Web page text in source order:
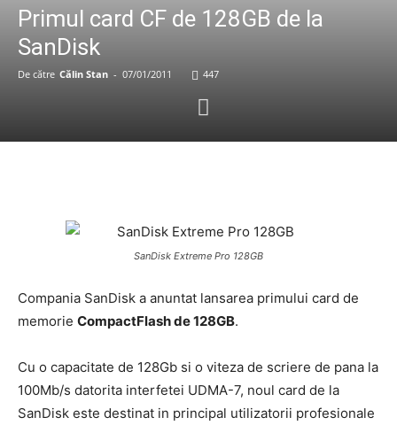
Primul card CF de 128GB de la
SanDisk
De către Călin Stan - 07/01/2011 447
SanDisk Extreme Pro 128GB
Compania SanDisk a anuntat lansarea primului card de
memorie CompactFlash de 128GB.
Cu o capacitate de 128Gb si o viteza de scriere de pana la
100Mb/s datorita interfetei UDMA-7, noul card de la
SanDisk este destinat in principal utilizatorii profesionale